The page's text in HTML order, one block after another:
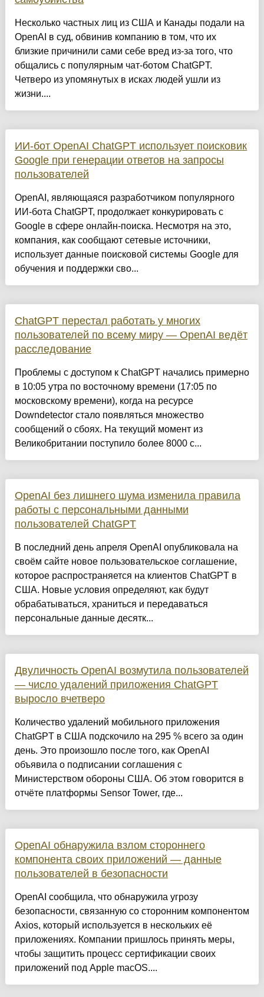
Несколько частных лиц из США и Канады подали на
OpenAI в суд, обвинив компанию в том, что их
близкие причинили сами себе вред из-за того, что
общались с популярным чат-ботом ChatGPT.
Четверо из упомянутых в исках людей ушли из
жизни....
ИИ-бот OpenAI ChatGPT использует поисковик
Google при генерации ответов на запросы
пользователей
OpenAI, являющаяся разработчиком популярного
ИИ-бота ChatGPT, продолжает конкурировать с
Google в сфере онлайн-поиска. Несмотря на это,
компания, как сообщают сетевые источники,
использует данные поисковой системы Google для
обучения и поддержки сво...
ChatGPT перестал работать у многих
пользователей по всему миру — OpenAI ведёт
расследование
Проблемы с доступом к ChatGPT начались примерно
в 10:05 утра по восточному времени (17:05 по
московскому времени), когда на ресурсе
Downdetector стало появляться множество
сообщений о сбоях. На текущий момент из
Великобритании поступило более 8000 с...
OpenAI без лишнего шума изменила правила
работы с персональными данными
пользователей ChatGPT
В последний день апреля OpenAI опубликовала на
своём сайте новое пользовательское соглашение,
которое распространяется на клиентов ChatGPT в
США. Новые условия определяют, как будут
обрабатываться, храниться и передаваться
персональные данные десятк...
Двуличность OpenAI возмутила пользователей
— число удалений приложения ChatGPT
выросло вчетверо
Количество удалений мобильного приложения
ChatGPT в США подскочило на 295 % всего за один
день. Это произошло после того, как OpenAI
объявила о подписании соглашения с
Министерством обороны США. Об этом говорится в
отчёте платформы Sensor Tower, где...
OpenAI обнаружила взлом стороннего
компонента своих приложений — данные
пользователей в безопасности
OpenAI сообщила, что обнаружила угрозу
безопасности, связанную со сторонним компонентом
Axios, который используется в нескольких её
приложениях. Компании пришлось принять меры,
чтобы защитить процесс сертификации своих
приложений под Apple macOS....